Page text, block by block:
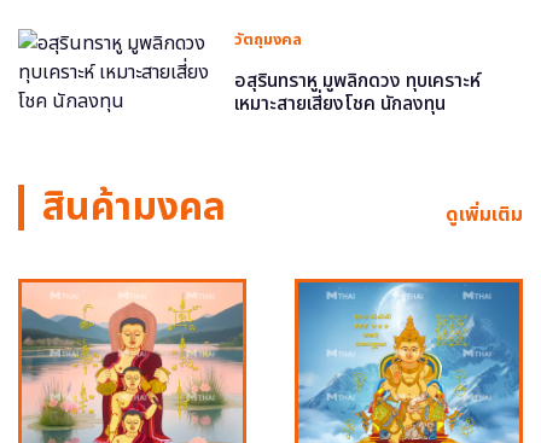
วัตถุมงคล
อสุรินทราหู มูพลิกดวง ทุบเคราะห์
เหมาะสายเสี่ยงโชค นักลงทุน
สินค้ามงคล ดูเพิ่มเติม